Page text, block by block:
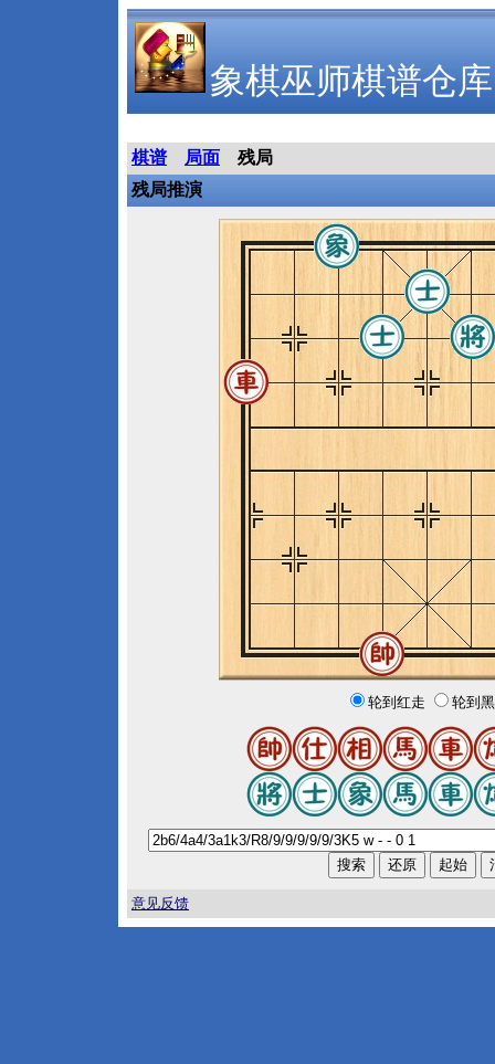
象棋巫师棋谱仓库
棋谱 局面
残局
残局推演
轮到红走 轮到
意见反馈